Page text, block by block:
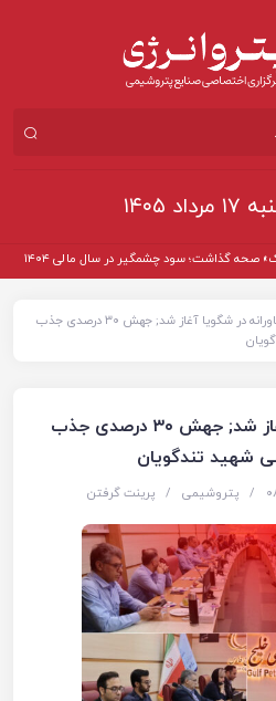
۱۴۰۵
صحه گذاشت؛ سود چشمگیر در سال مالی ۱۴۰۴
تحول فناورانه در شگویا آغاز شد; جهش ۳۰ درصدی جذب
تحول فناورانه در شگویا آغاز شد; جهش ۳۰ درصدی جذب
شهید تندگویان
/ پتروشیمی / پرینت گرفتن